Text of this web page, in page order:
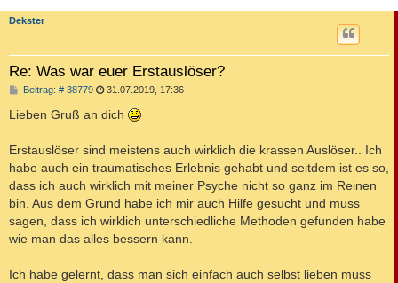
Dekster
Re: Was war euer Erstauslöser?
Beitrag: # 38779B
i
a
g
31.07.2019, 17:36
Lieben Gruß an dich
Erstauslöser sind meistens auch wirklich die krassen Auslöser.. Ich
habe auch ein traumatisches Erlebnis gehabt und seitdem ist es so,
dass ich auch wirklich mit meiner Psyche nicht so ganz im Reinen
bin. Aus dem Grund habe ich mir auch Hilfe gesucht und muss
sagen, dass ich wirklich unterschiedliche Methoden gefunden habe
wie man das alles bessern kann.
Ich habe gelernt, dass man sich einfach auch selbst lieben muss